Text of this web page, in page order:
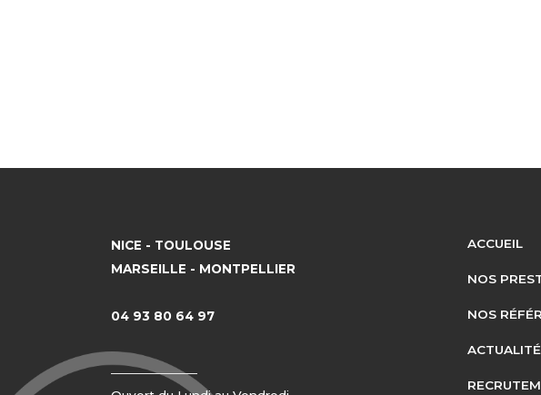
NICE - TOULOUSE
MARSEILLE - MONTPELLIER
04 93 80 64 97
ACCUEIL
NOS
NOS